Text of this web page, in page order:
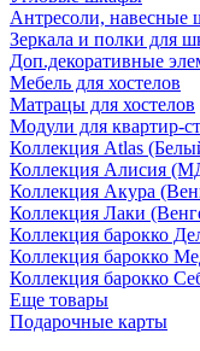
Антресоли, навесные
Зеркала и полки для
Доп.декоративные
Мебель для хостелов
Матрацы для хостелов
Модули для квартир-
Коллекция Atlas
Коллекция Алисия
Коллекция Акура
Коллекция Лаки
Коллекция барокко
Коллекция барокко
Коллекция барокко
Еще товары
Подарочные карты